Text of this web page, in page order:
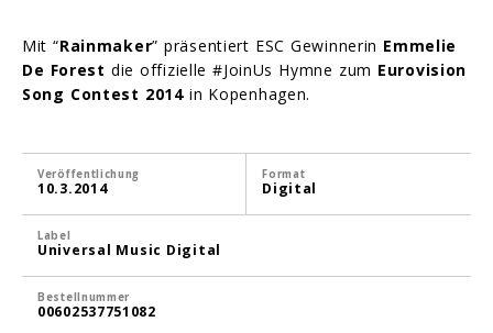
Mit “Rainmaker” präsentiert ESC Gewinnerin Emmelie
De Forest die offizielle #JoinUs Hymne zum Eurovision
Song Contest 2014in Kopenhagen.
Veröffentlichung
10.3.2014
Format
Digital
Label
Universal Music Digital
Bestellnummer
00602537751082